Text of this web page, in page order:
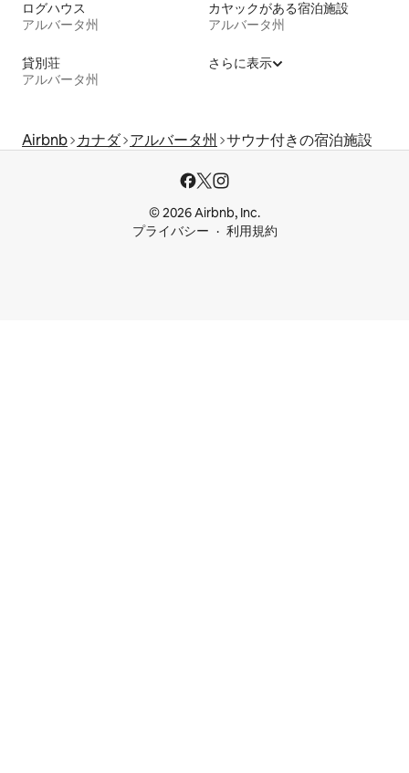
ログハウス
アルバータ州
カヤックがある宿泊施設
アルバータ州
貸別荘
アルバータ州
さらに表示
Airbnb カナダ アルバータ州 サウナ付きの宿泊施設
© 2026 Airbnb, Inc.
プライバシー
利用規約